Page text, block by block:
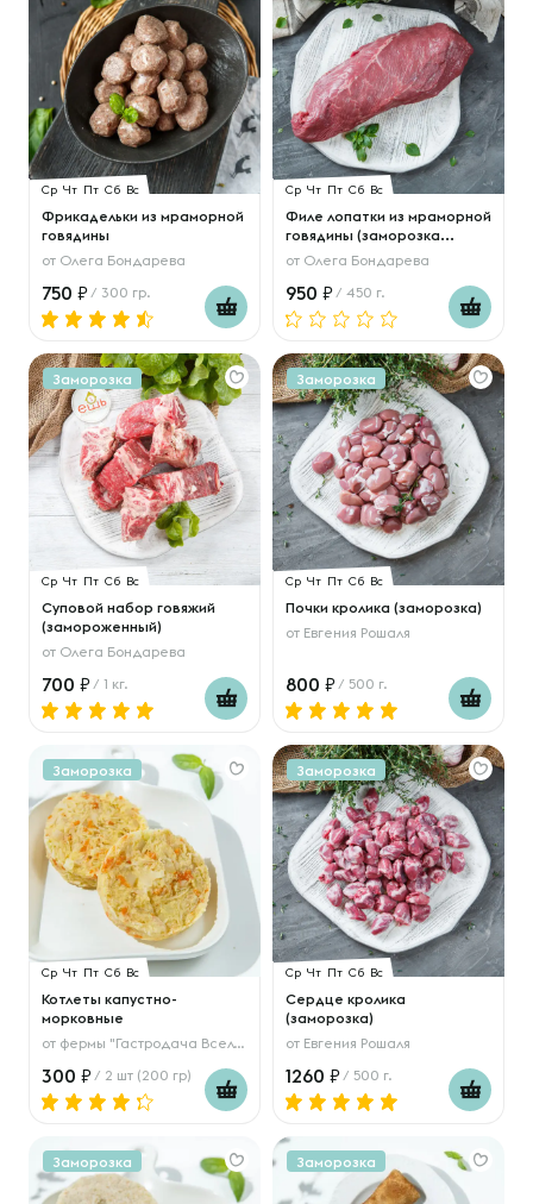
Ср Чт Пт Сб Вс
Фрикадельки из мраморной
говядины
от Олега Бондарева
750 / 300 гр.
Ср Чт Пт Сб Вс
Филе лопатки из мраморной
говядины (заморозка...
от Олега Бондарева
950 / 450 г.
Заморозка
Ср Чт Пт Сб Вс
Суповой набор говяжий
(замороженный)
от Олега Бондарева
700 / 1 кг.
Заморозка
Ср Чт Пт Сб Вс
Почки кролика (заморозка)
от Евгения Рошаля
800 / 500 г.
Заморозка
Ср Чт Пт Сб Вс
Котлеты капустно-
морковные
от фермы "Гастродача Вселуг"
300 / 2 шт (200 гр)
Заморозка
Ср Чт Пт Сб Вс
Сердце кролика
(заморозка)
от Евгения Рошаля
1260 / 500 г.
Заморозка Заморозка